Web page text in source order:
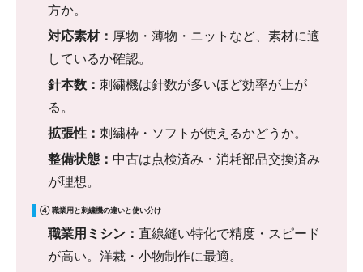
方か。
対応素材： 厚物・薄物・ニットなど、素材に適
しているか確認。
針本数： 刺繍機は針数が多いほど効率が上が
る。
拡張性： 刺繍枠・ソフトが使えるかどうか。
整備状態： 中古は点検済み・消耗部品交換済み
が理想。
④ 職業用と刺繍機の違いと使い分け
職業用ミシン： 直線縫い特化で精度・スピード
が高い。洋裁・小物制作に最適。